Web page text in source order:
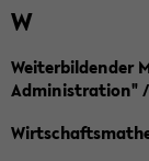
W
Weiterbildender
Administration"